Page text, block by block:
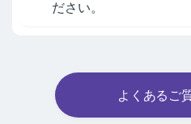
ださい。
よくあるご